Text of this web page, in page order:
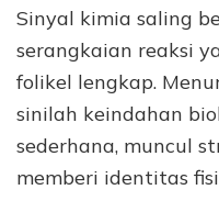
Sinyal kimia saling
serangkaian reaksi
folikel lengkap.
sinilah keindahan
sederhana, muncul
memberi identitas